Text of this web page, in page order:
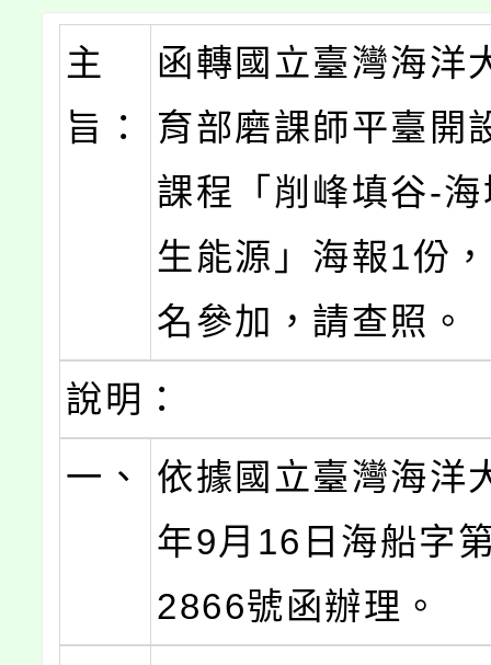
主
旨：
函轉國立臺灣海洋
育部磨課師平臺開
課程「削峰填谷-
生能源」海報1份
名參加，請查照。
說明：
一、
依據國立臺灣海洋
年9月16日海船字
2866號函辦理。